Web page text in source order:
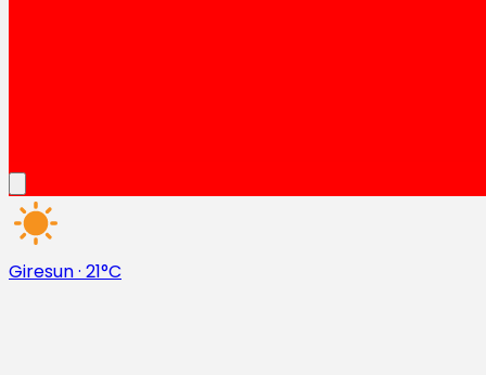
Giresun· 21°C